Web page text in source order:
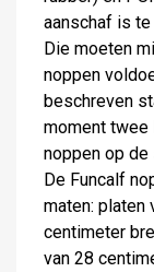
aanschaf is te
Die moeten
noppen
beschreven
moment twee
noppen op de
De Funcalf
maten: platen
centimeter
van 28